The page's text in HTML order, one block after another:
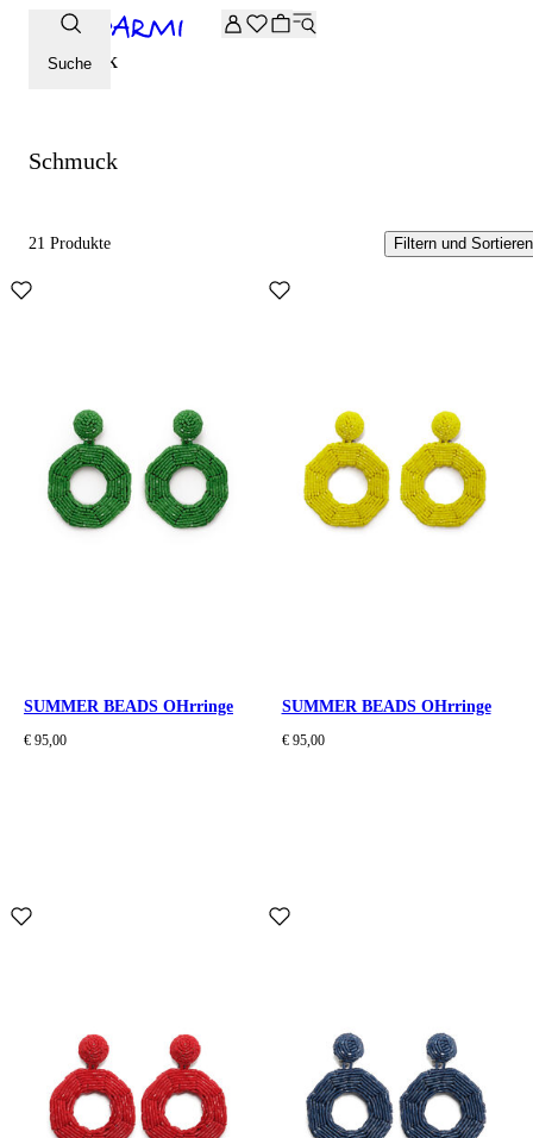
Zusätzliche -20 % Rabatt auf die Archive-Auswahl. Geben Sie
Suche
Schmuck
Schmuck
21 Produkte Filtern und Sortieren
SUMMER BEADS OHrringe
€ 95,00
SUMMER BEADS OHrringe
€ 95,00